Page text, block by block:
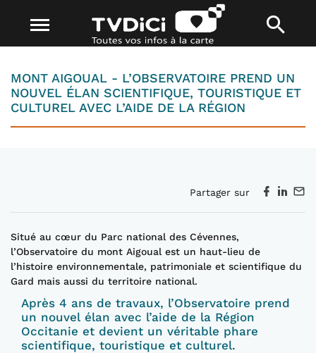
MONT AIGOUAL - L’OBSERVATOIRE PREND UN
NOUVEL ÉLAN SCIENTIFIQUE, TOURISTIQUE ET
CULTUREL AVEC L’AIDE DE LA RÉGION
Partager sur
Situé au cœur du Parc national des Cévennes,
l’Observatoire du mont Aigoual est un haut-lieu de
l’histoire environnementale, patrimoniale et scientifique du
Gard mais aussi du territoire national.
Après 4 ans de travaux, l’Observatoire prend
un nouvel élan avec l’aide de la Région
Occitanie et devient un véritable phare
scientifique, touristique et culturel.